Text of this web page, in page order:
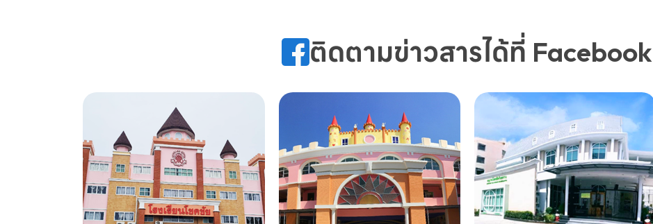
Arithmetic Competition K2(Grop)
โรงเรียนโชคชัยกระบี่-สอบถามข้อมูล
ติดตามข่าวสารได้ที่ Facebook